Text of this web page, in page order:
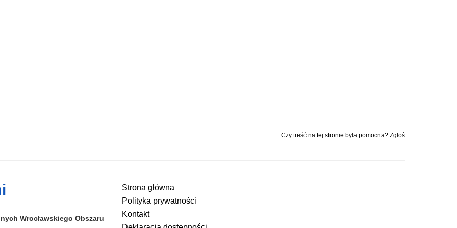
Czy treść na tej stronie była pomocna? Zgłoś
Wrocławskiego Obszaru
Strona główna
Polityka prywatności
Kontakt